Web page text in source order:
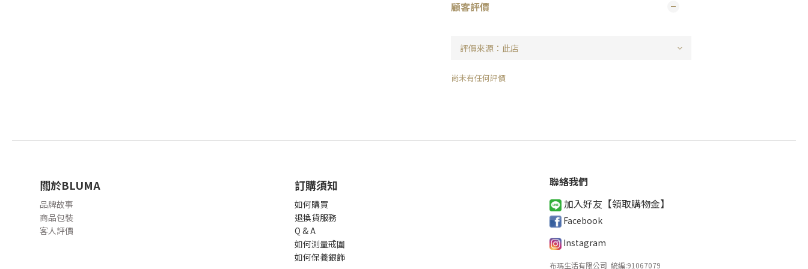
顧客評價
尚未有任何評價
關於BLUMA
品牌故事
商品包裝
客人評價
訂購須知
如何購買
退換貨服務
Q & A
如何測量戒圍
如何保養銀飾
聯絡我們
加入好友【領取購物金】
Facebook
Instagram
布瑪生活有限公司 統編:91067079